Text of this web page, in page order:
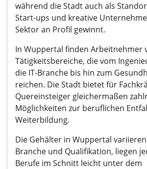
während die Stadt auch als
Start-ups und kreative
Sektor an Profil gewinnt.
In Wuppertal finden Arbeitnehmer
Tätigkeitsbereiche, die vom
die IT-Branche bis hin zum
reichen. Die Stadt bietet für
Quereinsteiger gleichermaßen
Möglichkeiten zur beruflichen
Weiterbildung.
Die Gehälter in Wuppertal
Branche und Qualifikation, liegen
Berufe im Schnitt leicht unter dem